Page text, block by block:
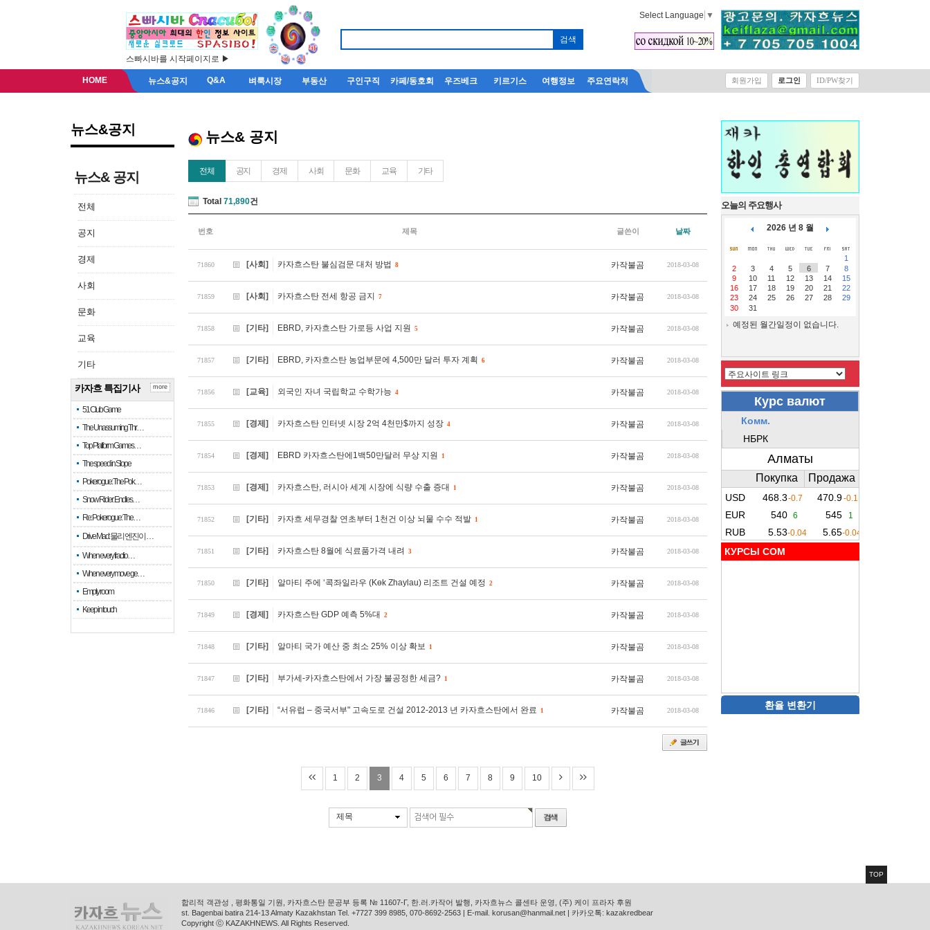
스빠시바를 시작페이지로 ▶
Select Language ▼
HOME 뉴스&공지 Q&A 벼룩시장 부동산 구인구직 카페/동호회 우즈베크 키르기스 여행정보 주요연락처 회원가입 로그인 ID/PW찾기
뉴스&공지
뉴스& 공지
전체
공지
경제
사회
문화
교육
기타
카자흐 특집기사
51 Club Game
The Unassuming Thr…
Top Platform Games…
The speed in Slope
Pokerogue: The Pok…
Snow Rider: Endles…
Re: Pokerogue: The…
Drive Mad: 물리 엔진이 …
When every fractio…
When every move ge…
Empty room
Keep in touch
more
뉴스& 공지
전체 공지 경제 사회 문화 교육 기타
Total 71,890건
번호 제목 글쓴이 날짜
71860 [사회] 카자흐스탄 불심검문 대처 방법 8 카작불곰 2018-03-08
71859 [사회] 카자흐스탄 전세 항공 금지 7 카작불곰 2018-03-08
71858 [기타] EBRD, 카자흐스탄 가로등 사업 지원 5 카작불곰 2018-03-08
71857 [기타] EBRD, 카자흐스탄 농업부문에 4,500만 달러 투자 계획 6 카작불곰 2018-03-08
71856 [교육] 외국인 자녀 국립학교 수학가능 4 카작불곰 2018-03-08
71855 [경제] 카자흐스탄 인터넷 시장 2억 4천만$까지 성장 4 카작불곰 2018-03-08
71854 [경제] EBRD 카자흐스탄에1백50만달러 무상 지원 1 카작불곰 2018-03-08
71853 [경제] 카자흐스탄, 러시아 세계 시장에 식량 수출 증대 1 카작불곰 2018-03-08
71852 [기타] 카자흐 세무경찰 연초부터 1천건 이상 뇌물 수수 적발 1 카작불곰 2018-03-08
71851 [기타] 카자흐스탄 8월에 식료품가격 내려 3 카작불곰 2018-03-08
71850 [기타] 알마티 주에 ‘콕좌일라우 (Kөk Zhaylau) 리조트 건설 예정 2 카작불곰 2018-03-08
71849 [경제] 카자흐스탄 GDP 예측 5%대 2 카작불곰 2018-03-08
71848 [기타] 알마티 국가 예산 중 최소 25% 이상 확보 1 카작불곰 2018-03-08
71847 [기타] 부가세-카자흐스탄에서 가장 불공정한 세금? 1 카작불곰 2018-03-08
71846 [기타] “서유럽 – 중국서부" 고속도로 건설 2012-2013 년 카자흐스탄에서 완료 1 카작불곰 2018-03-08
1 2 3 4 5 6 7 8 9 10
제목
오늘의 주요행사
2026 년 8 월
1
2
3 4 5 6 7
8
9
10 11 12 13 14
15
16
17 18 19 20 21
22
23
24 25 26 27 28
29
30
31
예정된 월간일정이 없습니다.
КУРСЫ COM
환율 변환기
합리적 객관성 , 평화통일 기원, 카자흐스탄 문공부 등록 № 11607-Г, 한.러.카작어 발행, 카자흐뉴스 콜센타 운영, (주) 케이 프라자 후원
st. Bagenbai batira 214-13 Almaty Kazakhstan Tel. +7727 399 8985, 070-8692-2563 | E-mail. korusan@hanmail.net | 카카오톡: kazakredbear
Copyright ⓒ KAZAKHNEWS. All Rights Reserved.
TOP